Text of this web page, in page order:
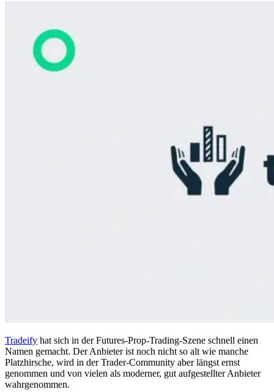
Tradeify hat sich in der Futures-Prop-Trading-Szene schnell einen
Namen gemacht. Der Anbieter ist noch nicht so alt wie manche
Platzhirsche, wird in der Trader-Community aber längst ernst
genommen und von vielen als moderner, gut aufgestellter Anbieter
wahrgenommen.